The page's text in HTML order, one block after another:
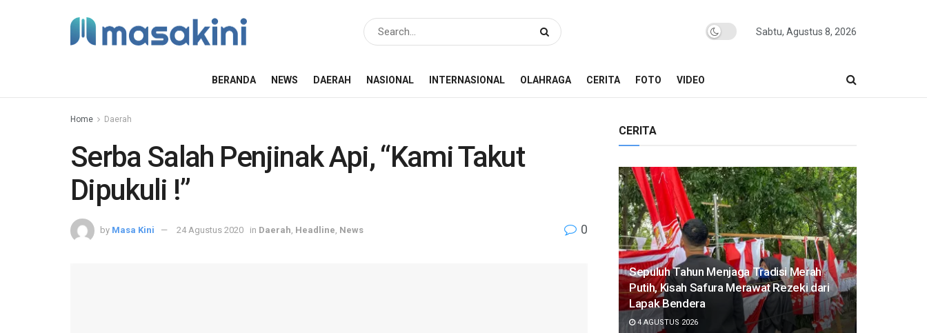
Sabtu, Agustus 8, 2026
BERANDA NEWS DAERAH NASIONAL INTERNASIONAL OLAHRAGA CERITA FOTO VIDEO
Home Daerah
Serba Salah Penjinak Api, “Kami Takut
Dipukuli !”
by Masa Kini 24 Agustus 2020 in Daerah Headline News 0
CERITA
Sepuluh Tahun Menjaga Tradisi Merah
Putih, Kisah Safura Merawat Rezeki dari
Lapak Bendera
4 AGUSTUS 2026